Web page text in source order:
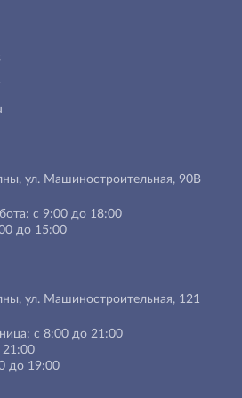
, ул. Машиностроительная, 90B
с 9:00 до 18:00
до 15:00
ул. Машиностроительная, 121
с 8:00 до 21:00
21:00
до 19:00